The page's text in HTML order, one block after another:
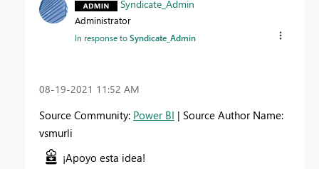
Syndicate_Admin
Administrator
In response toSyndicate_Admin
‎08-19-2021 11:52 AM
Source Community: Power BI | Source Author Name:
vsmurli
¡Apoyo esta idea!